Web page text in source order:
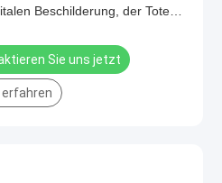
Beschilderung, der Totem
Sie uns jetzt
erfahren